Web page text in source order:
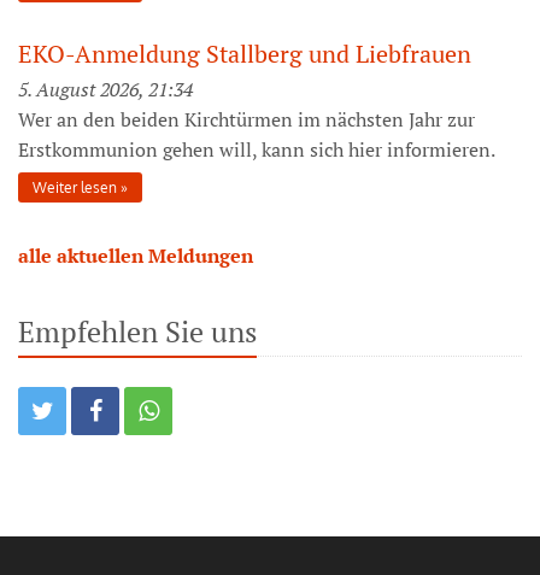
EKO-Anmeldung Stallberg und Liebfrauen
5. August 2026, 21:34
Wer an den beiden Kirchtürmen im nächsten Jahr zur
Erstkommunion gehen will, kann sich hier informieren.
Weiter lesen
alle aktuellen Meldungen
Empfehlen Sie uns